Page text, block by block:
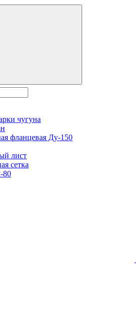
чугуна
фланцевая Ду-150
лист
сетка
80